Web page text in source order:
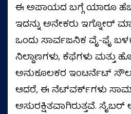
ಈ ಅಪಾಯದ ಬಗ್ಗೆ ಯಾರೂ
ಇದನ್ನು ಅನೇಕರು ಇಗ್ನೋರ್‌
ಒಂದು ಸಾರ್ವಜನಿಕ ವೈ-ಫೈ
ನಿಲ್ದಾಣಗಳು, ಕೆಫೆಗಳು ಮತ್ತು
ಅನುಕೂಲಕರ ಇಂಟರ್ನೆಟ್
ಆದರೆ, ಈ ನೆಟ್‌ವರ್ಕ್‌ಗಳು
ಅಸುರಕ್ಷಿತವಾಗಿರುತ್ತವೆ.